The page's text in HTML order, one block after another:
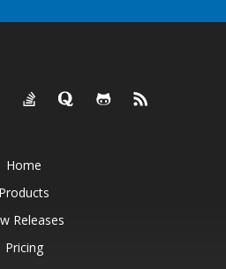
Home
Products
Releases
Pricing